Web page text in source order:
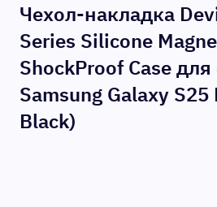
Чехол-накладка
Series Silicone
ShockProof Case
Samsung Galaxy S25
Black)